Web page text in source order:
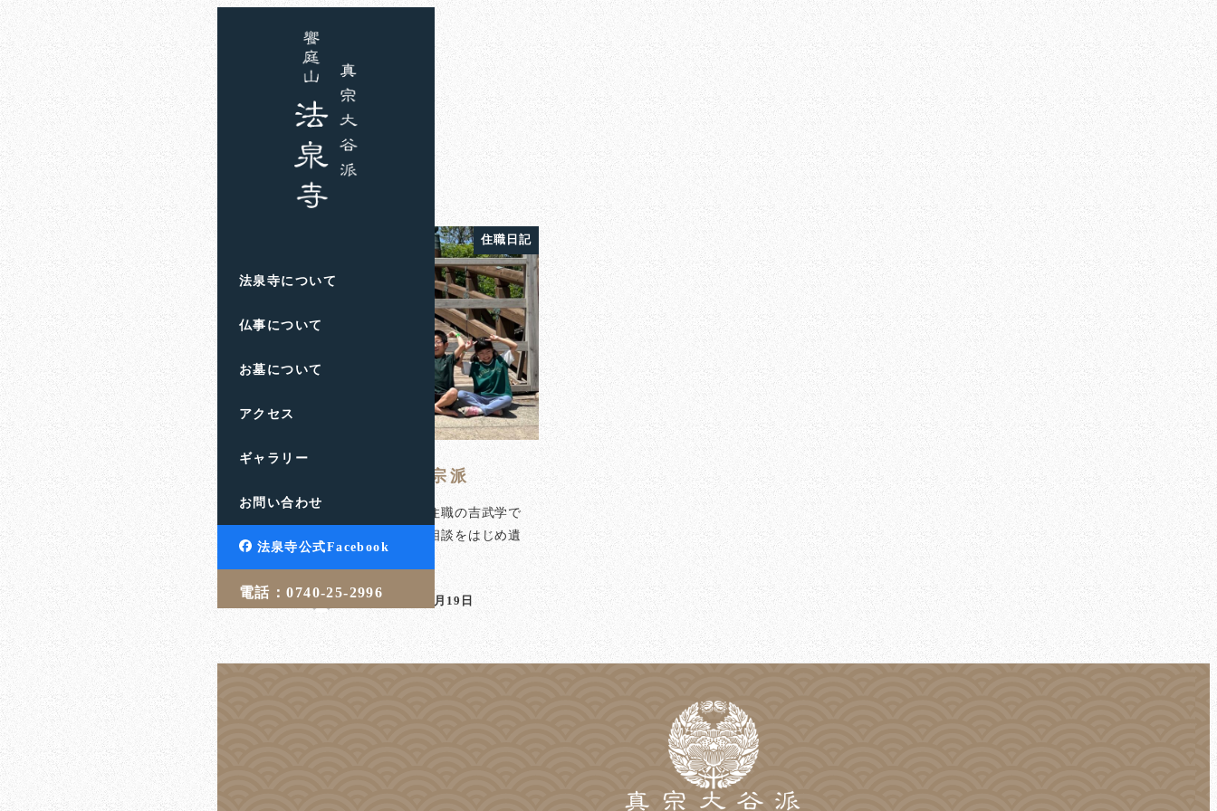
法泉寺について
仏事について
お墓について
アクセス
ギャラリー
お問い合わせ
法泉寺公式Facebook
電話：0740-25-2996
お知らせ
一休さん
住職日記
誰も修行で死なない宗派
滋賀県高島市の饗庭山法泉寺住職の吉武学で
す。人生のお悩みや終活のご相談をはじめ遺
言・相続・葬儀・埋葬 […]
吉武 学
投稿日
2023年5月19日